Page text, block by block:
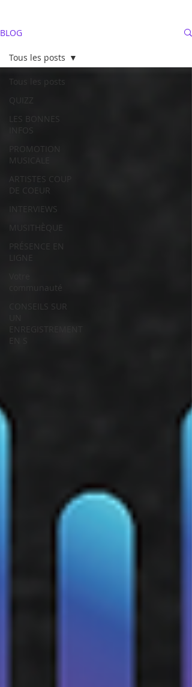
BLOG
Tous les posts
QUIZZ
LES BONNES
INFOS
PROMOTION
MUSICALE
ARTISTES COUP
DE COEUR
INTERVIEWS
MUSITHÈQUE
PRÉSENCE EN
LIGNE
communauté
CONSEILS SUR
Tous les posts